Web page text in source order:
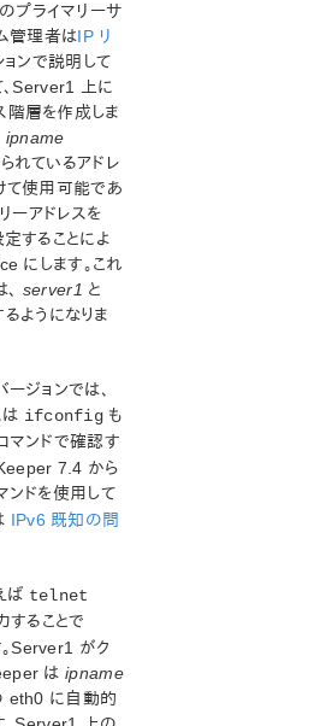
ター一覧
グ
ポートマトリックス
評価ガイド
評価ガイド
イックスタートガイド
クスタートガイド
を使用したLifeKeeperクラスターと
イックスタートガイド
接続を使用した複数 VPC クラスタ
ガイド
Protection
Protection for Linuxリリースノ
プライマリーサ
管理者はIP リ
ンで説明して
、Server1 上に
階層を作成しま
ipname
ているアドレ
て使用可能であ
ーアドレスを
することによ
にします。これ
server1 と
ようになりま
ジョンでは、
は ifconfig も
マンドで確認す
7.4 から
ンドを使用して
IPv6 既知の問
ば telnet
することで
Server1 がク
はipname
eth0 に自動的